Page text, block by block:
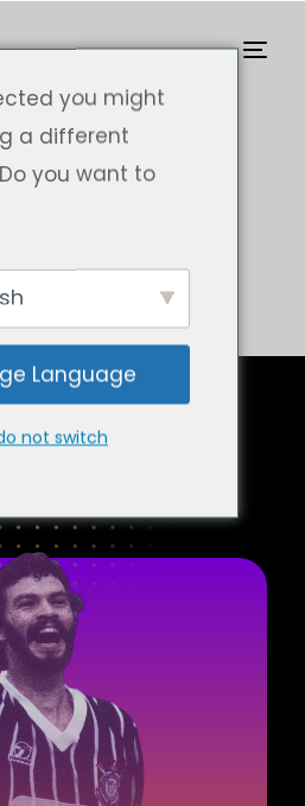
MailPoet Page
you might
a different
you want to
Language
not switch